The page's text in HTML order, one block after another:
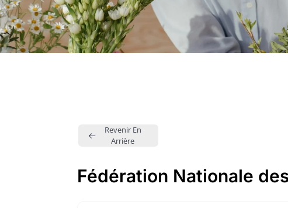
Revenir En
Arrière
Fédération Nationale